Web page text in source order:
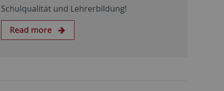
Schulqualität und Lehrerbildung!
Read more